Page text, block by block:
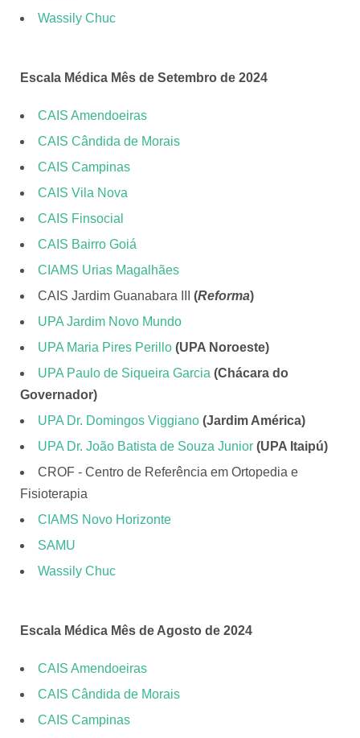
Wassily Chuc
Escala Médica Mês de Setembro de 2024
CAIS Amendoeiras
CAIS Cândida de Morais
CAIS Campinas
CAIS Vila Nova
CAIS Finsocial
CAIS Bairro Goiá
CIAMS Urias Magalhães
CAIS Jardim Guanabara III (Reforma)
UPA Jardim Novo Mundo
UPA Maria Pires Perillo (UPA Noroeste)
UPA Paulo de Siqueira Garcia (Chácara do
Governador)
UPA Dr. Domingos Viggiano (Jardim América)
UPA Dr. João Batista de Souza Junior (UPA Itaipú)
CROF - Centro de Referência em Ortopedia e
Fisioterapia
CIAMS Novo Horizonte
SAMU
Wassily Chuc
Escala Médica Mês de Agosto de 2024
CAIS Amendoeiras
CAIS Cândida de Morais
CAIS Campinas